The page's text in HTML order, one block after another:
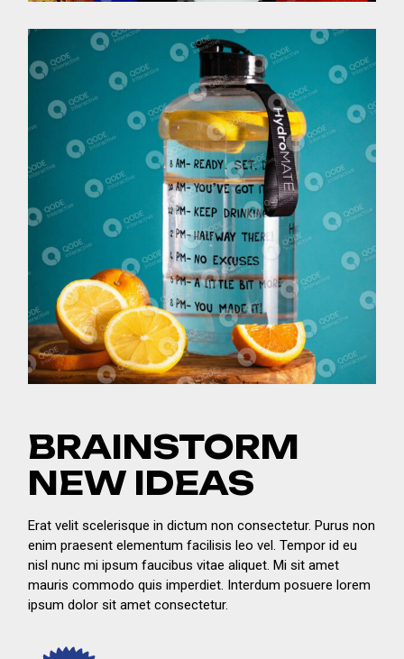
BRAINSTORM
NEW IDEAS
Erat velit scelerisque in dictum non consectetur. Purus non
enim praesent elementum facilisis leo vel. Tempor id eu
nisl nunc mi ipsum faucibus vitae aliquet. Mi sit amet
mauris commodo quis imperdiet. Interdum posuere lorem
ipsum dolor sit amet consectetur.